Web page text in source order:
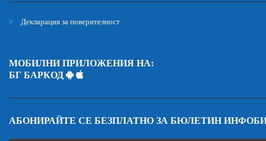
Декларация за поверителност
МОБИЛНИ ПРИЛОЖЕНИЯ НА:
БГ БАРКОД
АБОНИРАЙТЕ СЕ БЕЗПЛАТНО ЗА БЮЛЕТИН